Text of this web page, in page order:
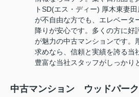
トSD(エス・ディー) 厚木東妻
が不自由な方でも、エレベータ
降りが安心です。多くの方に好
が魅力の中古マンションです。
求めなら、信頼と実績を誇る当
豊富な当社スタッフがしっかり
中古マンション ウッドパー